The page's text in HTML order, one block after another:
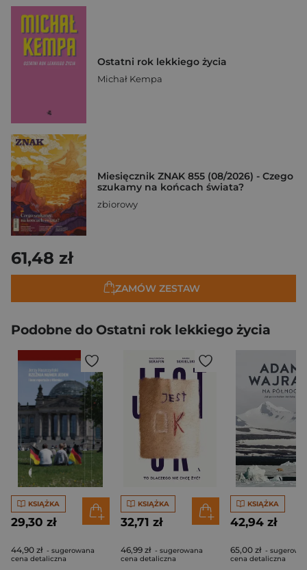
Ostatni rok lekkiego życia
Michał Kempa
Miesięcznik ZNAK 855 (08/2026) - Czego
szukamy na końcach świata?
zbiorowy
61,48 zł
ZAMÓW ZESTAW
Podobne do Ostatni rok lekkiego życia
KSIĄŻKA
29,30 zł
44,90 zł - sugerowana
cena detaliczna
KSIĄŻKA
32,71 zł
46,99 zł - sugerowana
cena detaliczna
KSIĄŻKA
42,94 zł
65,00 zł -
cena detaliczna